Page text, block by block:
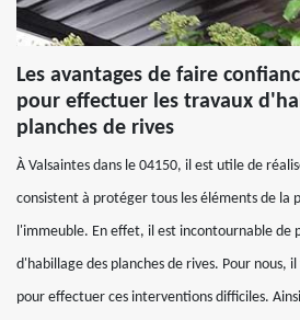
Les avantages de faire
pour effectuer les travaux
planches de rives
À Valsaintes dans le 04150, il est utile de
consistent à protéger tous les éléments de la
l'immeuble. En effet, il est incontournable de
d'habillage des planches de rives. Pour nous,
pour effectuer ces interventions difficiles.